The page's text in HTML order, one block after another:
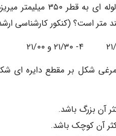
۱۱- لوله فاضلابی به قطر ۳۰۰
شکل بر مقطع دایره ای